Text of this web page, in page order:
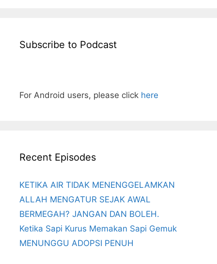
Subscribe to Podcast
For Android users, please click here
Recent Episodes
KETIKA AIR TIDAK MENENGGELAMKAN
ALLAH MENGATUR SEJAK AWAL
BERMEGAH? JANGAN DAN BOLEH.
Ketika Sapi Kurus Memakan Sapi Gemuk
MENUNGGU ADOPSI PENUH